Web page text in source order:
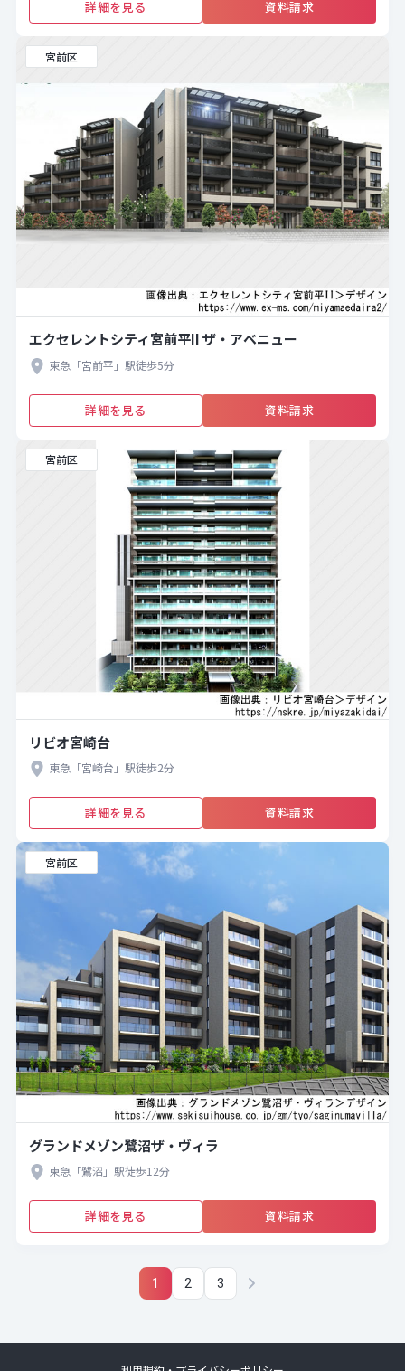
詳細を見る 資料請求
宮前区
エクセレントシティ宮前平II ザ・アベニュー
東急「宮前平」駅徒歩5分
詳細を見る 資料請求
宮前区
リビオ宮崎台
東急「宮崎台」駅徒歩2分
詳細を見る 資料請求
宮前区
グランドメゾン鷺沼ザ・ヴィラ
東急「鷺沼」駅徒歩12分
詳細を見る 資料請求
1 2 3